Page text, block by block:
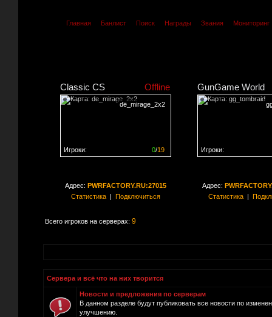
Главная Банлист Поиск Награды Звания Мониторинг
Classic CS Offline
de_mirage_2x2
0/19
Игроки:
GunGame World
Игроки:
Адрес: PWRFACTORY.RU:27015
Статистика| Подключиться
Адрес:
Статистика|
Всего игроков на серверах: 9
Сервера и всё что на них творится
Новости и предложения по серверам
В данном разделе будут публиковать все новости по
улучшению.